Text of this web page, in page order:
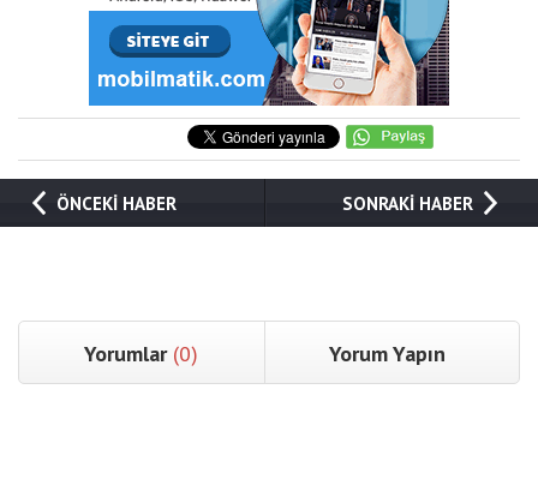
ÖNCEKİ HABER SONRAKİ HABER
Yorumlar (0) Yorum Yapın